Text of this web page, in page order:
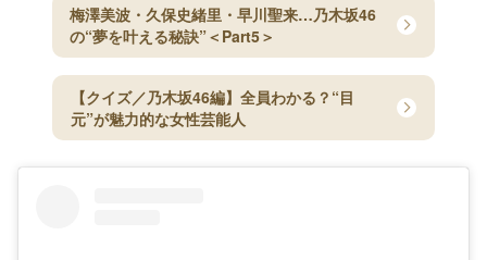
梅澤美波・久保史緒里・早川聖来…乃木坂46
の“夢を叶える秘訣”＜Part5＞
【クイズ／乃木坂46編】全員わかる？“目
元”が魅力的な女性芸能人